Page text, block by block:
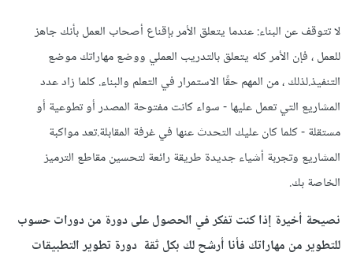
لا تتوقف عن البناء: عندما يتعلق الأمر بإقناع أصحاب العمل بأنك جاهز
للعمل ، فإن الأمر كله يتعلق بالتدريب العملي ووضع مهاراتك موضع
التنفيذ.لذلك ، من المهم حقًا الاستمرار في التعلم والبناء. كلما زاد عدد
المشاريع التي تعمل عليها - سواء كانت مفتوحة المصدر أو تطوعية أو
مستقلة - كلما كان عليك التحدث عنها في غرفة المقابلة.تعد مواكبة
المشاريع وتجربة أشياء جديدة طريقة رائعة لتحسين مقاطع الترميز
الخاصة بك.
نصيحة أخيرة إذا كنت تفكر في الحصول على دورة من دورات حسوب
للتطوير من مهاراتك فأنا أرشح لك بكل ثقة دورة تطوير التطبيقات